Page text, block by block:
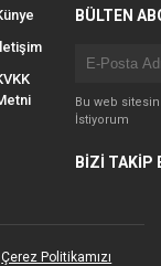
BÜLTEN
Bu web
İstiyorum
BİZİ TAKİP
Çerez Politikamızı